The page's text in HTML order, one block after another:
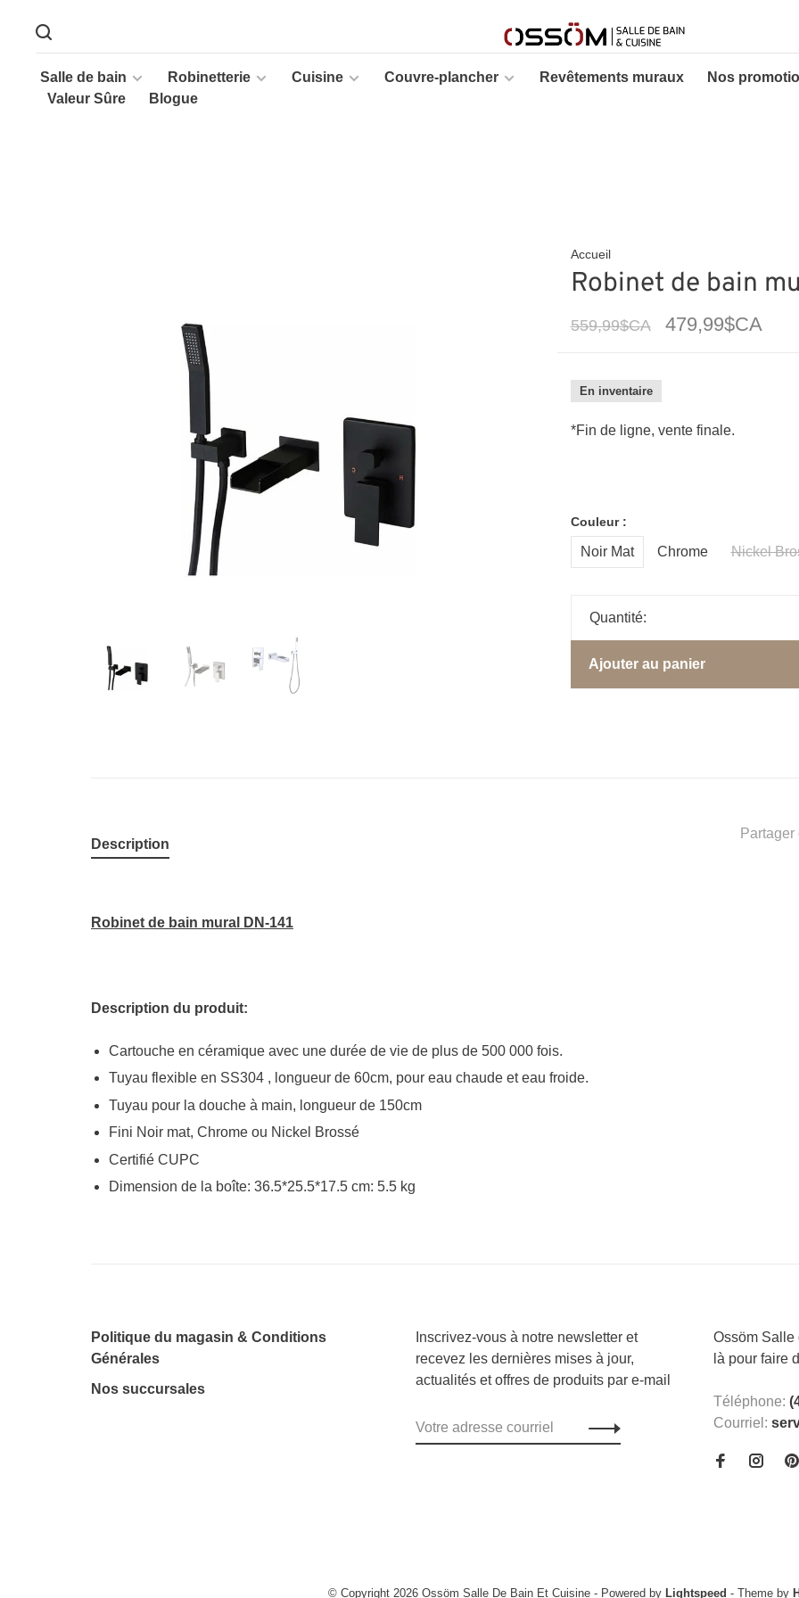
Salle de bain Robinetterie Cuisine Couvre-plancher Revêtements muraux Nos
Valeur Sûre
Blogue
Accueil
Robinet de bain
559,99$CA 479,99$CA
En inventaire
*Fin de ligne, vente finale.
Couleur :
Noir Mat Chrome Nickel
Quantité:
Ajouter au panier
Partager
Description
Robinet de bain mural DN-141
Description du produit:
Cartouche en céramique avec une durée de vie de plus de 500 000 fois.
Tuyau flexible en SS304 , longueur de 60cm, pour eau chaude et eau froide.
Tuyau pour la douche à main, longueur de 150cm
Fini Noir mat, Chrome ou Nickel Brossé
Certifié CUPC
Dimension de la boîte: 36.5*25.5*17.5 cm: 5.5 kg
Politique du magasin & Conditions
Générales
Nos succursales
Inscrivez-vous à notre newsletter et
recevez les dernières mises à jour,
actualités et offres de produits par e-mail
Ossöm Salle
là pour faire
Téléphone:
Courriel:
© Copyright 2026 Ossöm Salle De Bain Et Cuisine - Powered by Lightspeed - Theme by